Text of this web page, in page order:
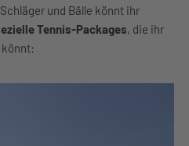
und Bälle könnt ihr
Tennis-Packages, die ihr